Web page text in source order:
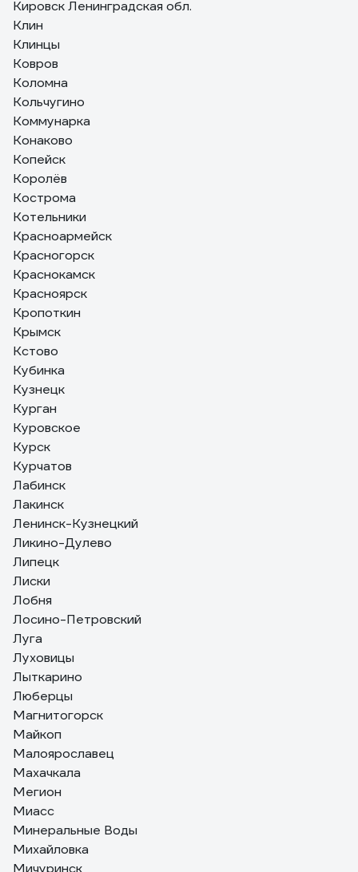
Кировск Ленинградская обл.
Клин
Клинцы
Ковров
Коломна
Кольчугино
Коммунарка
Конаково
Копейск
Королёв
Кострома
Котельники
Красноармейск
Красногорск
Краснокамск
Красноярск
Кропоткин
Крымск
Кстово
Кубинка
Кузнецк
Курган
Куровское
Курск
Курчатов
Лабинск
Лакинск
Ленинск-Кузнецкий
Ликино-Дулево
Липецк
Лиски
Лобня
Лосино-Петровский
Луга
Луховицы
Лыткарино
Люберцы
Магнитогорск
Майкоп
Малоярославец
Махачкала
Мегион
Миасс
Минеральные Воды
Михайловка
Мичуринск